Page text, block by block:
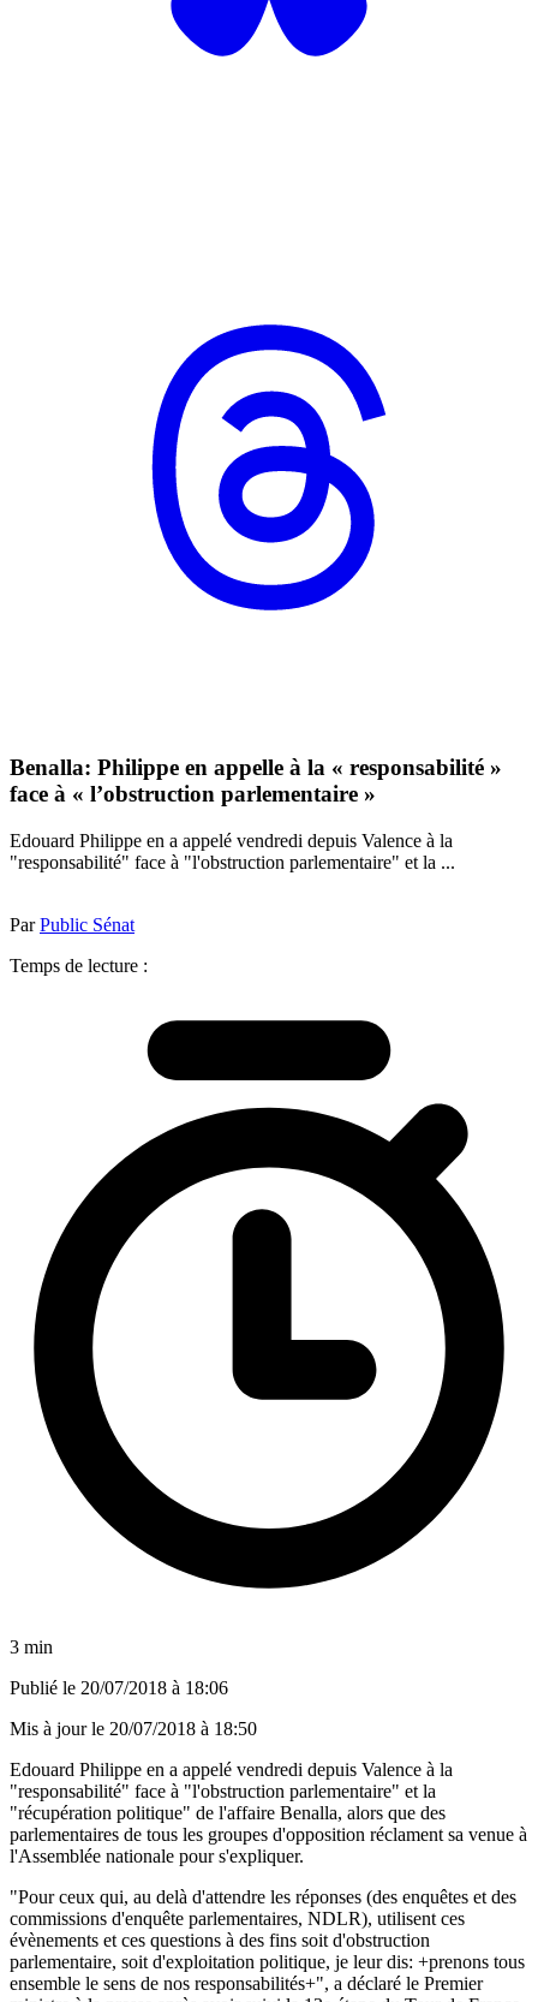
Benalla: Philippe en appelle à la « responsabilité »
face à « l’obstruction parlementaire »
Edouard Philippe en a appelé vendredi depuis Valence à la
"responsabilité" face à "l'obstruction parlementaire" et la ...
ParPublic Sénat
Temps de lecture :
3 min
Publié le 20/07/2018 à 18:06
Mis à jour le 20/07/2018 à 18:50
Edouard Philippe en a appelé vendredi depuis Valence à la
"responsabilité" face à "l'obstruction parlementaire" et la
"récupération politique" de l'affaire Benalla, alors que des
parlementaires de tous les groupes d'opposition réclament sa venue à
l'Assemblée nationale pour s'expliquer.
"Pour ceux qui, au delà d'attendre les réponses (des enquêtes et des
commissions d'enquête parlementaires, NDLR), utilisent ces
évènements et ces questions à des fins soit d'obstruction
parlementaire, soit d'exploitation politique, je leur dis: +prenons tous
ensemble le sens de nos responsabilités+", a déclaré le Premier